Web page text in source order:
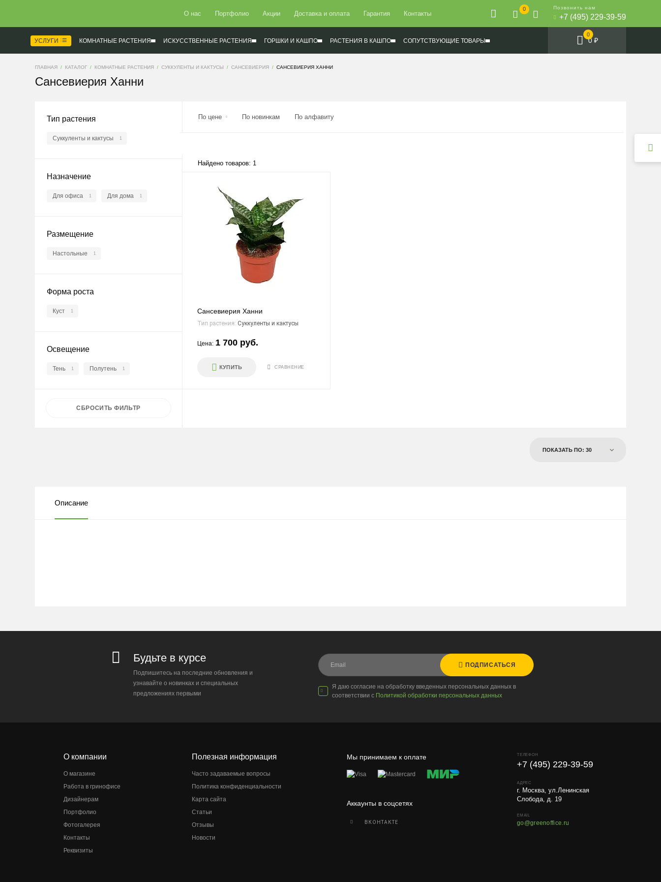
О нас Портфолио Акции Доставка и оплата Гарантия Контакты
0 Позвонить нам
+7 (495) 229-39-59
УСЛУГИ КОМНАТНЫЕ РАСТЕНИЯ ИСКУССТВЕННЫЕ РАСТЕНИЯ ГОРШКИ И КАШПО РАСТЕНИЯ В КАШПО СОПУТСТВУЮЩИЕ ТОВАРЫ
0
0 ₽
ГЛАВНАЯ КАТАЛОГ КОМНАТНЫЕ РАСТЕНИЯ СУККУЛЕНТЫ И КАКТУСЫ САНСЕВИЕРИЯ САНСЕВИЕРИЯ ХАННИ
Сансевиерия Ханни
Тип растения
Суккуленты и кактусы 1
Назначение
Для офиса 1 Для дома 1
Размещение
Настольные 1
Форма роста
Куст 1
Освещение
Тень 1 Полутень 1
СБРОСИТЬФИЛЬТР
По цене По новинкам По алфавиту
Найдено товаров: 1
Сансевиерия Ханни
Тип растения: Суккуленты и кактусы
Цена: 1 700 руб.
КУПИТЬ СРАВНЕНИЕ
ПОКАЗАТЬ ПО: 30
Описание
Будьте в курсе
Подпишитесь на последние обновления и
узнавайте о новинках и специальных
предложениях первыми
ПОДПИСАТЬСЯ
Я даю согласие на обработку введенных персональных данных в
соответствии с Политикой обработки персональных данных
О компании
О магазине
Работа в гринофисе
Дизайнерам
Портфолио
Фотогалерея
Контакты
Реквизиты
Полезная информация
Часто задаваемые вопросы
Политика конфиденциальности
Карта сайта
Статьи
Отзывы
Новости
Мы принимаем к оплате
Аккаунты в соцсетях
ВКОНТАКТЕ
ТЕЛЕФОН
+7 (495) 229-39-59
АДРЕС
г. Москва, ул.Ленинская
Слобода, д. 19
EMAIL
go@greenoffice.ru